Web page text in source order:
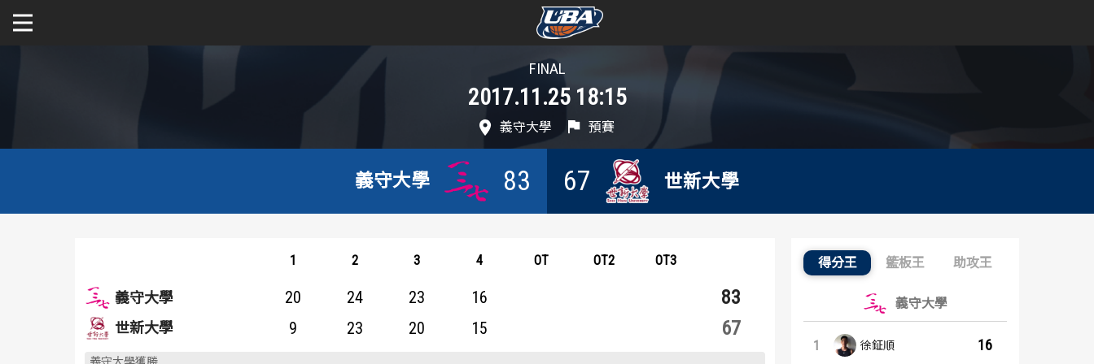
戰績排行
戰績排行
FINAL
2017.11.25 18:15
義守大學 預賽
義守大學 83 世新大學
67
1 2 3 4 OT OT2 OT3
義守大學 20 24 23 16
83
67
9 23 20 15
世新大學
得分王 籃板王 助攻王
得分王：內容起點
義守大學
1 徐鉦順 16